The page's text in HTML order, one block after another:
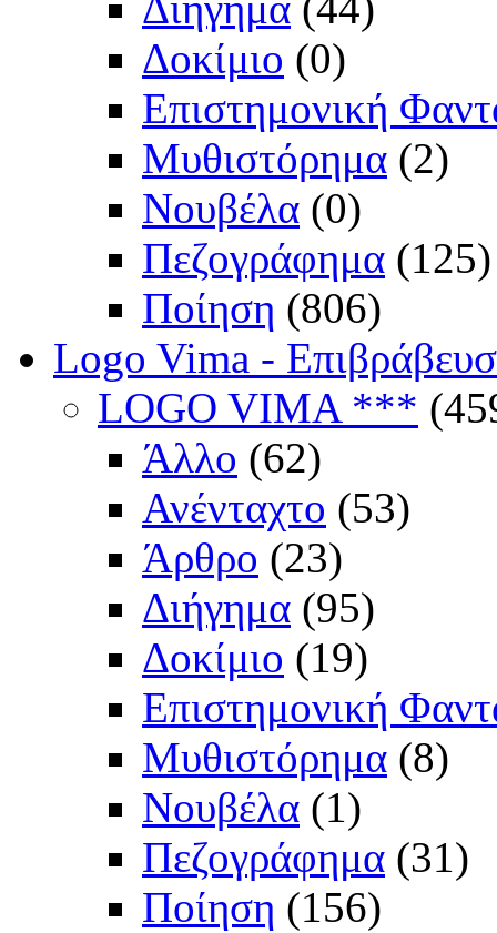
Δοκίμιο (0)
Επιστημονική
Μυθιστόρημα (2)
Νουβέλα (0)
Πεζογράφημα (125)
Ποίηση (806)
Logo Vima -
LOGO VIMA ***
Άλλο (62)
Ανένταχτο (53)
Άρθρο (23)
Διήγημα (95)
Δοκίμιο (19)
Επιστημονική
Μυθιστόρημα (8)
Νουβέλα (1)
Πεζογράφημα (31)
Ποίηση (156)